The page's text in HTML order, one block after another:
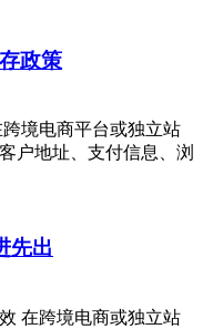
政策
境电商平台或独立站
户地址、支付信息、浏
先出
在跨境电商或独立站